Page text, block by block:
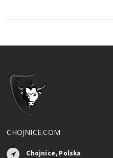
CHOJNICE.COM
Chojnice, Polska